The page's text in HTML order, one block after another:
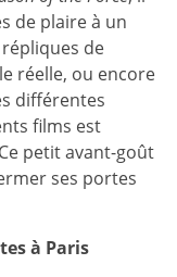
de plaire à un
de
réelle, ou encore
différentes
films est
petit avant-goût
ses portes
à Paris